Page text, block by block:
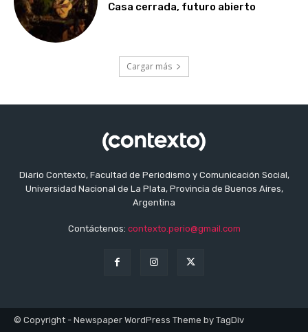
Casa cerrada, futuro abierto
Cargar más
Diario Contexto, Facultad de Periodismo y Comunicación Social,
Universidad Nacional de La Plata, Provincia de Buenos Aires,
Argentina
Contáctenos: contexto.perio@gmail.com
© Copyright - Newspaper WordPress Theme by TagDiv